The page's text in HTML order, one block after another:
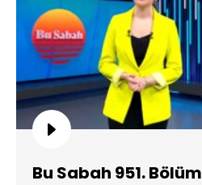
Bu Sabah 951. Bölüm